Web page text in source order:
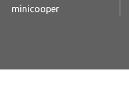
minicooper